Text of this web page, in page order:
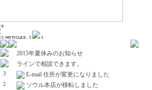
0
5 1 1
2015年夏休みのお知らせ
ラインで相談できます。
3 E-mail 住所が変更になりました
2 ソウル本店が移転しました